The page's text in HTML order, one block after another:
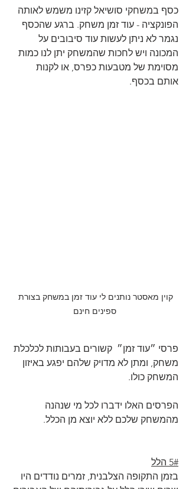
כסף במשחקי סושיאל קזינו משמש לאותה
הפונקציה - עוד זמן משחק. ברגע שהכסף
נגמר לא ניתן לעשות עוד סיבובים על
המכונה ויש לחכות שהמשחק יתן לנו כמות
מסוימת של מטבעות כפרס, או לקנות
אותם בכסף.
קוין מאסטר נותנים לי עוד זמן במשחק בצורת
ספינים חינם
פרסי ״עוד זמן״  קשורים בעבותות לכלכלת
משחק, ומתן לא מדויק שלהם יפגע באיזון
המשחק כולו.
הפרסים האלו ידברו לכל מי שנהנה
מהמשחק שלכם ללא יוצא מן הכלל.
5# הלל
בזמן התקופה הצלבנית, זמרים נודדים היו